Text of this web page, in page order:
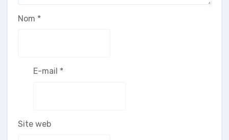
Nom *
E-mail *
Site web